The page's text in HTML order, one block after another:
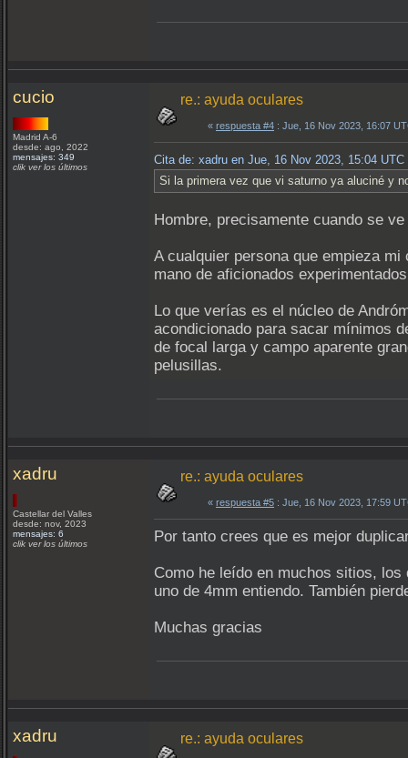
cucio
Madrid A-6
desde: ago, 2022
mensajes: 349
clik ver los últimos
re.: ayuda oculares
« respuesta #4 : Jue, 16 Nov 2023, 16:07
Cita de: xadru en Jue, 16 Nov 2023, 15:04 UTC
Si la primera vez que vi saturno ya aluciné y
Hombre, precisamente cuando se
A cualquier persona que empieza
mano de aficionados
Lo que verías es el núcleo de
acondicionado para sacar mínimos
de focal larga y campo aparente
pelusillas.
xadru
Castellar del Valles
desde: nov, 2023
mensajes: 6
clik ver los últimos
re.: ayuda oculares
« respuesta #5 : Jue, 16 Nov 2023, 17:59
Por tanto crees que es mejor
Como he leído en muchos sitios,
uno de 4mm entiendo. También
Muchas gracias
xadru re.: ayuda oculares